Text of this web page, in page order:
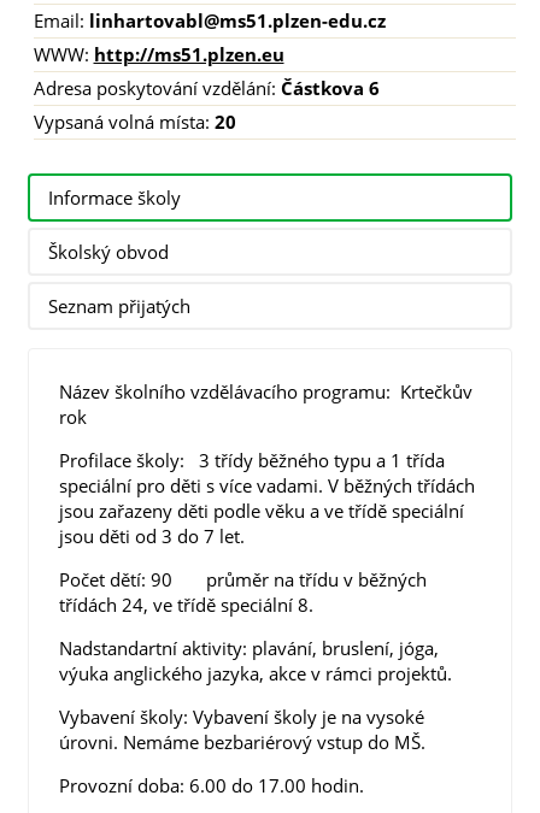
Email: linhartovabl@ms51.plzen-edu.cz
WWW: http://ms51.plzen.eu
Adresa poskytování vzdělání: Částkova 6
Vypsaná volná místa: 20
Informace školy
Školský obvod
Seznam přijatých
Název školního vzdělávacího programu: Krtečkův
rok
Profilace školy: 3 třídy běžného typu a 1 třída
speciální pro děti s více vadami. V běžných třídách
jsou zařazeny děti podle věku a ve třídě speciální
jsou děti od 3 do 7 let.
Počet dětí: 90 průměr na třídu v běžných
třídách 24, ve třídě speciální 8.
Nadstandartní aktivity: plavání, bruslení, jóga,
výuka anglického jazyka, akce v rámci projektů.
Vybavení školy: Vybavení školy je na vysoké
úrovni. Nemáme bezbariérový vstup do MŠ.
Provozní doba: 6.00 do 17.00 hodin.